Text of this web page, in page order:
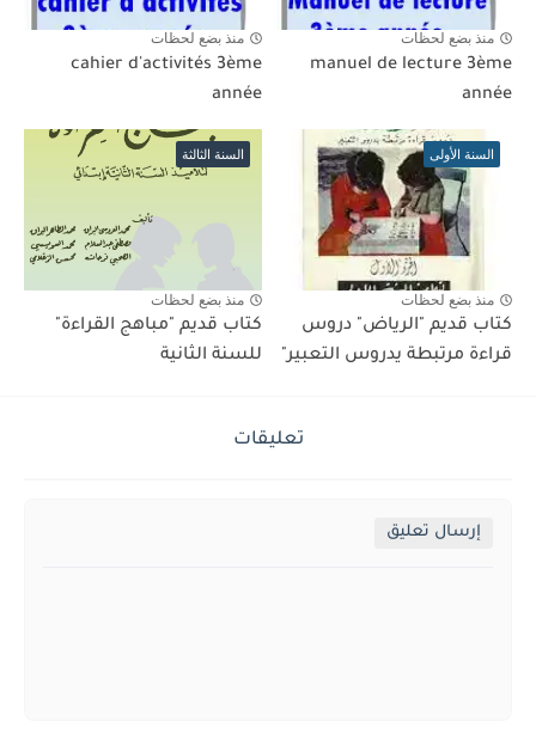
منذ بضع لحظات
manuel de lecture 3ème
année
منذ بضع لحظات
cahier d'activités 3ème
année
السنة الأولى
منذ بضع لحظات
كتاب قديم "الرياض" دروس
قراءة مرتبطة يدروس التعبير"
السنة الثالثة
منذ بضع لحظات
كتاب قديم "مباهج القراءة"
للسنة الثانية
تعليقات
إرسال تعليق